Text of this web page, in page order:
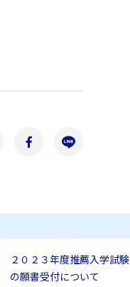
２０２３年度推薦入学試験
の願書受付について